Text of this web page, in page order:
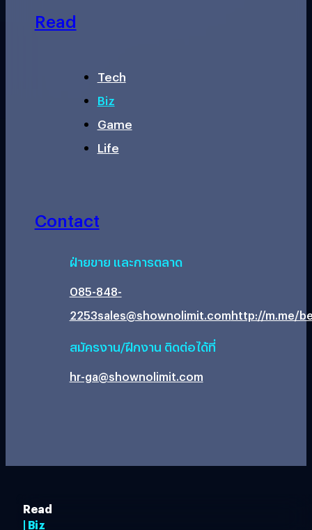
Read
Tech
Biz
Game
Life
Contact
ฝ่ายขาย และการตลาด
085-848-
2253sales@shownolimit.comhttp://m.me/
สมัครงาน/ฝึกงาน ติดต่อได้ที่
hr-ga@shownolimit.com
Read
| Biz